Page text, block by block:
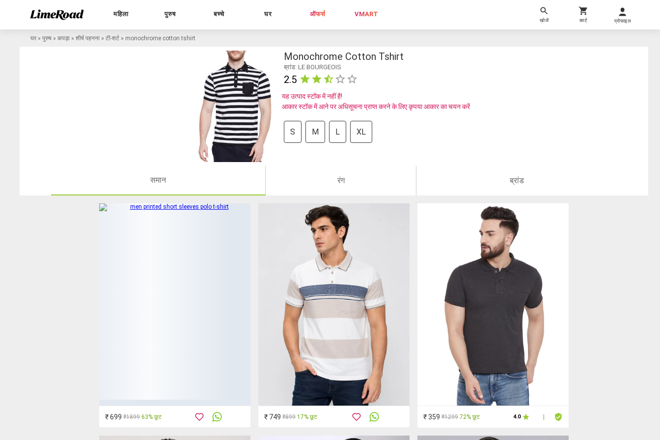
महिला पुरुष बच्चे घर ऑफर्स VMART
खोजें कार्ट प्रोफाइल
घर » पुरुष » कपड़ा » शीर्ष पहनना » टी-शर्ट » monochrome cotton tshirt
Monochrome Cotton Tshirt
ब्रांड: LE BOURGEOIS
2.5
यह उत्पाद स्टॉक में नहीं है!
आकार स्टॉक में आने पर अधिसूचना प्राप्त करने के लिए कृपया आकार का चयन करें
S M L XL
समान रंग ब्रांड
₹ 699 ₹1899 63% छूट ₹ 749 ₹899 17% छूट ₹ 359 ₹1299 72% छूट 4.0